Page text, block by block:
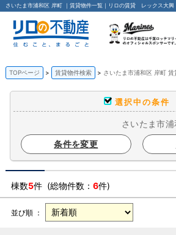
さいたま市浦和区 岸町 ｜賃貸物件一覧｜リロの賃貸 レックス大興
TOPページ 賃貸物件検索 さいたま市浦和区 岸町 賃
選択中の条件
さいたま市
条件を変更
棟数5件 (総物件数： 6件)
並び順 ：